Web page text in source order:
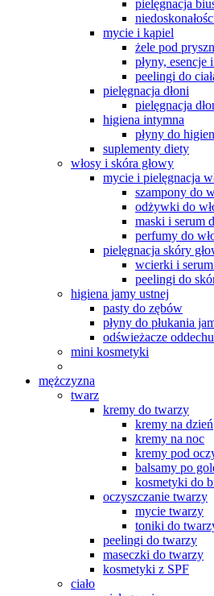
pielęgnacja
mycie i kąpiel
żele pod
płyny,
peelingi do
pielęgnacja dłoni
pielęgnacja
higiena intymna
płyny do
suplementy diety
włosy i skóra głowy
mycie i pielęgnacja
szampony do
odżywki do
maski i serum
perfumy do
pielęgnacja skóry
wcierki i
peelingi do
higiena jamy ustnej
pasty do zębów
płyny do płukania
odświeżacze oddechu
mini kosmetyki
mężczyzna
twarz
kremy do twarzy
kremy na dzień
kremy na noc
kremy pod
balsamy po
kosmetyki do
oczyszczanie twarzy
mycie twarzy
toniki do
peelingi do twarzy
maseczki do twarzy
kosmetyki z SPF
ciało